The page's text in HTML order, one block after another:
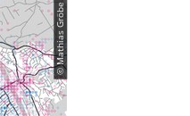
© Mathias Gröbe